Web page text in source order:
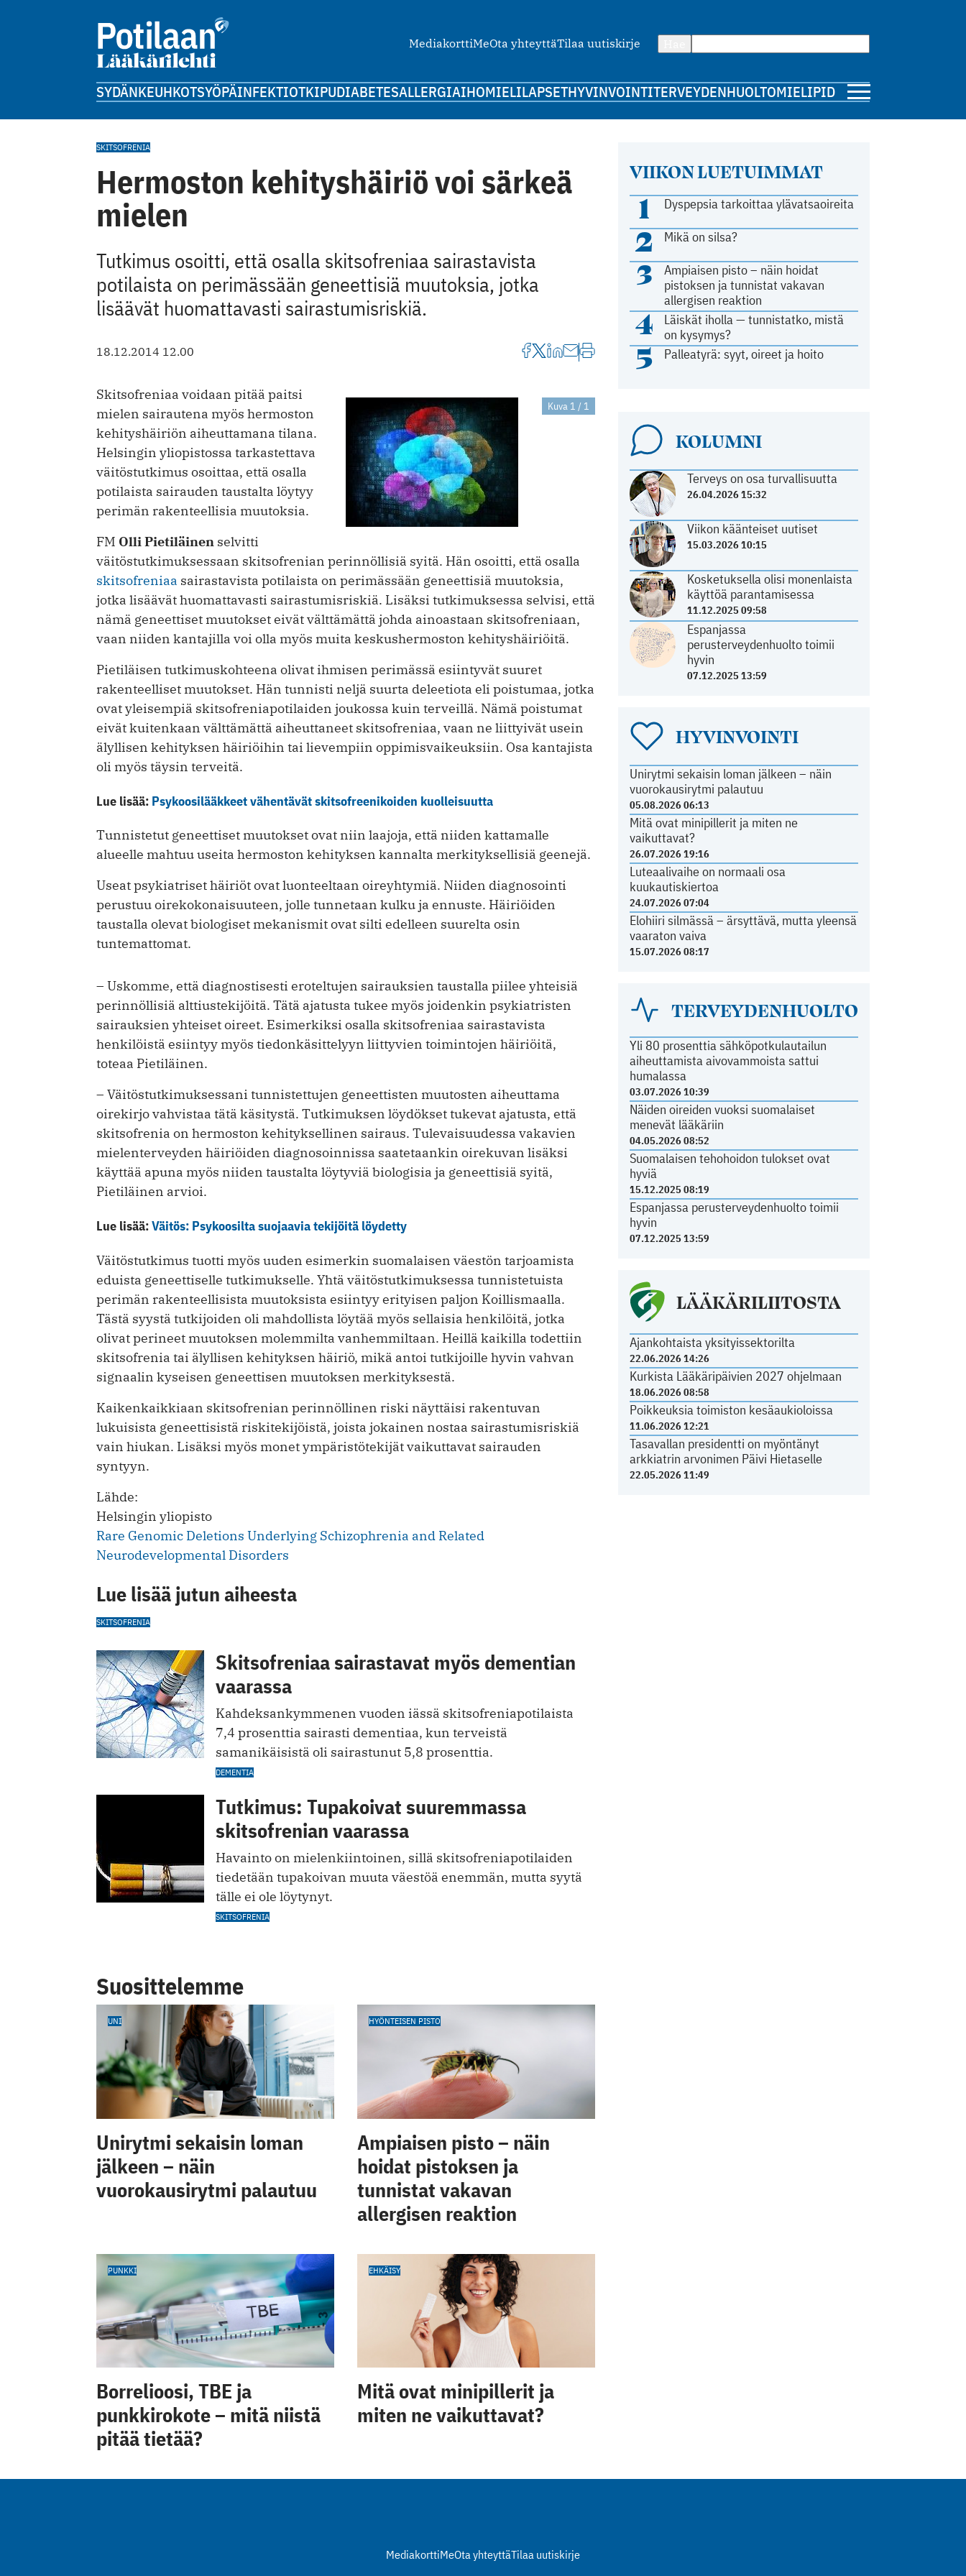
MediakorttiMeOta yhteyttäTilaa uutiskirje
SYDÄNKEUHKOTSYÖPÄINFEKTIOTKIPUDIABETESALLERGIAIHOMIELILAPSETHYVINVOINTITERVEYDENHUOLTOMIELIPIDE
VIIKON LUETUIMMAT
1 Dyspepsia tarkoittaa ylävatsaoireita
2 Mikä on silsa?
3
Ampiaisen pisto – näin hoidat
pistoksen ja tunnistat vakavan
allergisen reaktion
4
Läiskät iholla — tunnistatko, mistä
on kysymys?
5 Palleatyrä: syyt, oireet ja hoito
KOLUMNI
Terveys on osa turvallisuutta
26.04.2026 15:32
Viikon käänteiset uutiset
15.03.2026 10:15
Kosketuksella olisi monenlaista
käyttöä parantamisessa
11.12.2025 09:58
Espanjassa
perusterveydenhuolto toimii
hyvin
07.12.2025 13:59
HYVINVOINTI
Unirytmi sekaisin loman jälkeen – näin
vuorokausirytmi palautuu
05.08.2026 06:13
Mitä ovat minipillerit ja miten ne
vaikuttavat?
26.07.2026 19:16
Luteaalivaihe on normaali osa
kuukautiskiertoa
24.07.2026 07:04
Elohiiri silmässä – ärsyttävä, mutta yleensä
vaaraton vaiva
15.07.2026 08:17
TERVEYDENHUOLTO
Yli 80 prosenttia sähköpotkulautailun
aiheuttamista aivovammoista sattui
humalassa
03.07.2026 10:39
Näiden oireiden vuoksi suomalaiset
menevät lääkäriin
04.05.2026 08:52
Suomalaisen tehohoidon tulokset ovat
hyviä
15.12.2025 08:19
Espanjassa perusterveydenhuolto toimii
hyvin
07.12.2025 13:59
LÄÄKÄRILIITOSTA
Ajankohtaista yksityissektorilta
22.06.2026 14:26
Kurkista Lääkäripäivien 2027 ohjelmaan
18.06.2026 08:58
Poikkeuksia toimiston kesäaukioloissa
11.06.2026 12:21
Tasavallan presidentti on myöntänyt
arkkiatrin arvonimen Päivi Hietaselle
22.05.2026 11:49
SKITSOFRENIA
Hermoston kehityshäiriö voi särkeä
mielen
Tutkimus osoitti, että osalla skitsofreniaa sairastavista
potilaista on perimässään geneettisiä muutoksia, jotka
lisäävät huomattavasti sairastumisriskiä.
18.12.2014 12.00
Kuva 1 / 1
Skitsofreniaa voidaan pitää paitsi
mielen sairautena myös hermoston
kehityshäiriön aiheuttamana tilana.
Helsingin yliopistossa tarkastettava
väitöstutkimus osoittaa, että osalla
potilaista sairauden taustalta löytyy
perimän rakenteellisia muutoksia.
FM Olli Pietiläinen selvitti
väitöstutkimuksessaan skitsofrenian perinnöllisiä syitä. Hän osoitti, että osalla
skitsofreniaa sairastavista potilaista on perimässään geneettisiä muutoksia,
jotka lisäävät huomattavasti sairastumisriskiä. Lisäksi tutkimuksessa selvisi, että
nämä geneettiset muutokset eivät välttämättä johda ainoastaan skitsofreniaan,
vaan niiden kantajilla voi olla myös muita keskushermoston kehityshäiriöitä.
Pietiläisen tutkimuskohteena olivat ihmisen perimässä esiintyvät suuret
rakenteelliset muutokset. Hän tunnisti neljä suurta deleetiota eli poistumaa, jotka
ovat yleisempiä skitsofreniapotilaiden joukossa kuin terveillä. Nämä poistumat
eivät kuitenkaan välttämättä aiheuttaneet skitsofreniaa, vaan ne liittyivät usein
älyllisen kehityksen häiriöihin tai lievempiin oppimisvaikeuksiin. Osa kantajista
oli myös täysin terveitä.
Lue lisää: Psykoosilääkkeet vähentävät skitsofreenikoiden kuolleisuutta
Tunnistetut geneettiset muutokset ovat niin laajoja, että niiden kattamalle
alueelle mahtuu useita hermoston kehityksen kannalta merkityksellisiä geenejä.
Useat psykiatriset häiriöt ovat luonteeltaan oireyhtymiä. Niiden diagnosointi
perustuu oirekokonaisuuteen, jolle tunnetaan kulku ja ennuste. Häiriöiden
taustalla olevat biologiset mekanismit ovat silti edelleen suurelta osin
tuntemattomat.
– Uskomme, että diagnostisesti eroteltujen sairauksien taustalla piilee yhteisiä
perinnöllisiä alttiustekijöitä. Tätä ajatusta tukee myös joidenkin psykiatristen
sairauksien yhteiset oireet. Esimerkiksi osalla skitsofreniaa sairastavista
henkilöistä esiintyy myös tiedonkäsittelyyn liittyvien toimintojen häiriöitä,
toteaa Pietiläinen.
– Väitöstutkimuksessani tunnistettujen geneettisten muutosten aiheuttama
oirekirjo vahvistaa tätä käsitystä. Tutkimuksen löydökset tukevat ajatusta, että
skitsofrenia on hermoston kehityksellinen sairaus. Tulevaisuudessa vakavien
mielenterveyden häiriöiden diagnosoinnissa saatetaankin oirekuvan lisäksi
käyttää apuna myös niiden taustalta löytyviä biologisia ja geneettisiä syitä,
Pietiläinen arvioi.
Lue lisää:Väitös: Psykoosilta suojaavia tekijöitä löydetty
Väitöstutkimus tuotti myös uuden esimerkin suomalaisen väestön tarjoamista
eduista geneettiselle tutkimukselle. Yhtä väitöstutkimuksessa tunnistetuista
perimän rakenteellisista muutoksista esiintyy erityisen paljon Koillismaalla.
Tästä syystä tutkijoiden oli mahdollista löytää myös sellaisia henkilöitä, jotka
olivat perineet muutoksen molemmilta vanhemmiltaan. Heillä kaikilla todettiin
skitsofrenia tai älyllisen kehityksen häiriö, mikä antoi tutkijoille hyvin vahvan
signaalin kyseisen geneettisen muutoksen merkityksestä.
Kaikenkaikkiaan skitsofrenian perinnöllinen riski näyttäisi rakentuvan
lukuisista geneettisistä riskitekijöistä, joista jokainen nostaa sairastumisriskiä
vain hiukan. Lisäksi myös monet ympäristötekijät vaikuttavat sairauden
syntyyn.
Lähde:
Helsingin yliopisto
Rare Genomic Deletions Underlying Schizophrenia and Related
Neurodevelopmental Disorders
Lue lisää jutun aiheesta
SKITSOFRENIA
Skitsofreniaa sairastavat myös dementian
vaarassa
Kahdeksankymmenen vuoden iässä skitsofreniapotilaista
7,4 prosenttia sairasti dementiaa, kun terveistä
samanikäisistä oli sairastunut 5,8 prosenttia.
DEMENTIA
Tutkimus: Tupakoivat suuremmassa
skitsofrenian vaarassa
Havainto on mielenkiintoinen, sillä skitsofreniapotilaiden
tiedetään tupakoivan muuta väestöä enemmän, mutta syytä
tälle ei ole löytynyt.
SKITSOFRENIA
Suosittelemme
UNI
Unirytmi sekaisin loman
jälkeen – näin
vuorokausirytmi palautuu
HYÖNTEISEN PISTO
Ampiaisen pisto – näin
hoidat pistoksen ja
tunnistat vakavan
allergisen reaktion
PUNKKI
Borrelioosi, TBE ja
punkkirokote – mitä niistä
pitää tietää?
EHKÄISY
Mitä ovat minipillerit ja
miten ne vaikuttavat?
MediakorttiMeOta yhteyttäTilaa uutiskirje